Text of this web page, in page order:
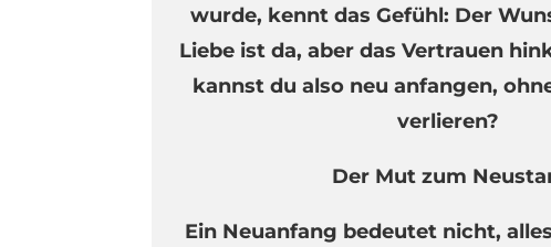
wurde, kennt das Gefühl: Der
Liebe ist da, aber das Vertrauen
kannst du also neu anfangen,
verlieren?
Der Mut zum
Ein Neuanfang bedeutet nicht,